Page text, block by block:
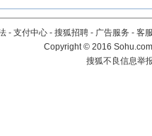
- 支付中心 - 搜狐招聘 - 广告服务 - 客
Copyright©2016
搜狐不良信息举